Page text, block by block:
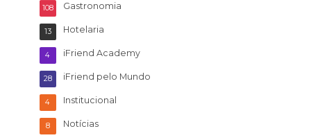
Gastronomia
108
Hotelaria
13
iFriend Academy
4
iFriend pelo Mundo
28
Institucional
4
Notícias
8